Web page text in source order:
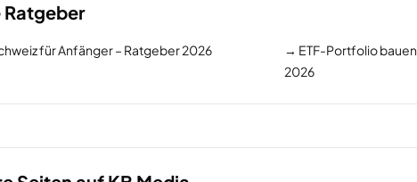
Ratgeber
für Anfänger – Ratgeber 2026 → ETF-Portfolio
2026